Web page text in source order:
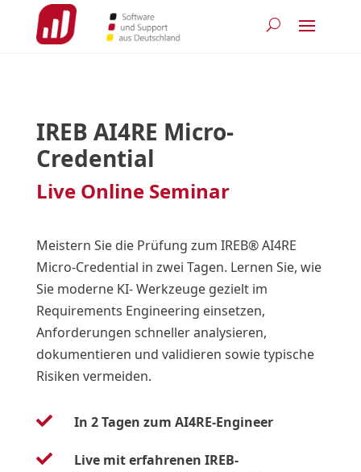
IREB AI4RE Micro-
Credential
Live Online Seminar
Meistern Sie die Prüfung zum IREB® AI4RE
Micro-Credential in zwei Tagen. Lernen Sie, wie
Sie moderne KI- Werkzeuge gezielt im
Requirements Engineering einsetzen,
Anforderungen schneller analysieren,
dokumentieren und validieren sowie typische
Risiken vermeiden.
 In 2 Tagen zum AI4RE-Engineer

Live mit erfahrenen IREB-